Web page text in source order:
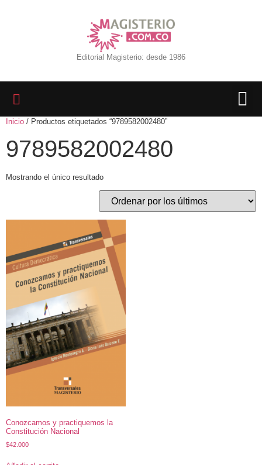
Editorial Magisterio: desde 1986
Inicio / Productos etiquetados “9789582002480”
9789582002480
Mostrando el único resultado
Conozcamos y practiquemos la
Constitución Nacional
$42.000